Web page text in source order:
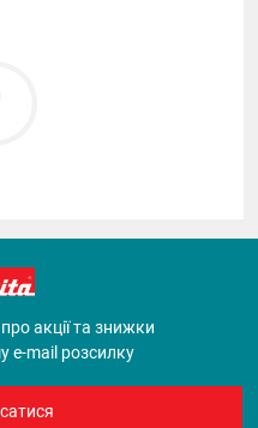
акції та знижки
e-mail розсилку